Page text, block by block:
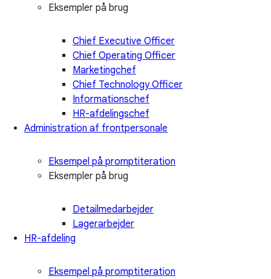
Eksempler på brug
Chief Executive Officer
Chief Operating Officer
Marketingchef
Chief Technology Officer
Informationschef
HR-afdelingschef
Administration af frontpersonale
Eksempel på promptiteration
Eksempler på brug
Detailmedarbejder
Lagerarbejder
HR-afdeling
Eksempel på promptiteration